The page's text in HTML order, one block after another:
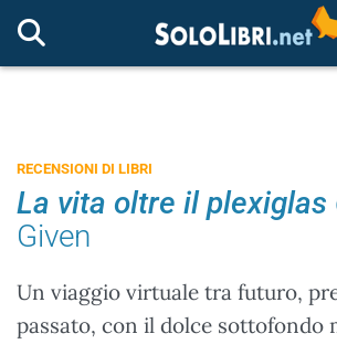
RECENSIONI DI LIBRI
La vita oltre il plexiglas
Given
Un viaggio virtuale tra futuro,
passato, con il dolce sottofondo